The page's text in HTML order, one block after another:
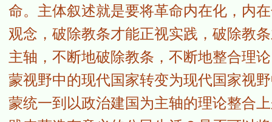
命。主体叙述就是要将革命内在化，内
观念，破除教条才能正视实践，破除教
主轴，不断地破除教条，不断地整合理
蒙视野中的现代国家转变为现代国家视
蒙统一到以政治建国为主轴的理论整合